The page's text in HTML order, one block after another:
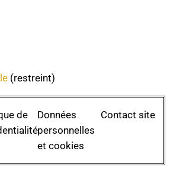
(restreint)
de
Données
personnelles
et cookies
Contact site